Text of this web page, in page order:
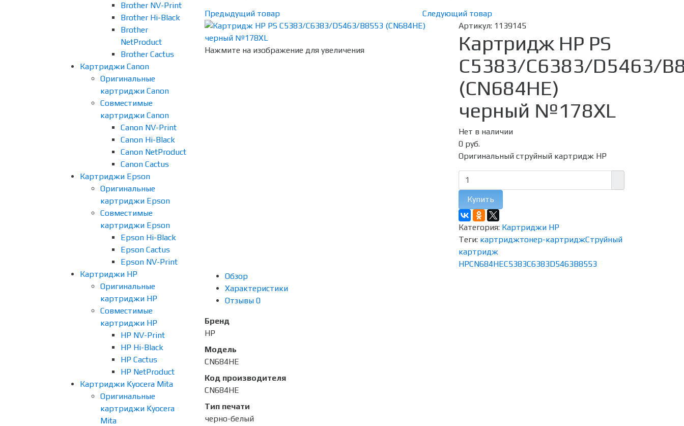
Brother NV-Print
Brother Hi-Black
Brother
NetProduct
Brother Cactus
Картриджи Canon
Оригинальные
картриджи Canon
Совместимые
картриджи Canon
Canon NV-Print
Canon Hi-Black
Canon NetProduct
Canon Cactus
Картриджи Epson
Оригинальные
картриджи Epson
Совместимые
картриджи Epson
Epson Hi-Black
Epson Cactus
Epson NV-Print
Картриджи HP
Оригинальные
картриджи HP
Совместимые
картриджи HP
HP NV-Print
HP Hi-Black
HP Cactus
HP NetProduct
Картриджи Kyocera Mita
Оригинальные
картриджи Kyocera
Mita
Предыдущий товар Следующий товар
Нажмите на изображение для увеличения
Артикул: 1139145
Картридж HP PS
C5383/C6383/D5463/
(CN684HE)
черный №178XL
Нет в наличии
0 руб.
Оригинальный струйный картридж HP
Купить
Категория: Картриджи HP
Теги: картриджтонер-картриджСтруйный
картридж
HPCN684HEC5383C6383D5463B8553
Обзор
Характеристики
Отзывы 0
Бренд
HP
Модель
CN684HE
Код производителя
CN684HE
Тип печати
черно-белый